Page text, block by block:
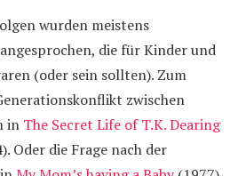
wurden meistens
die für Kinder und
(oder sein sollten). Zum
zwischen
in The Secret Life of T.K. Dearing
Oder die Frage nach der